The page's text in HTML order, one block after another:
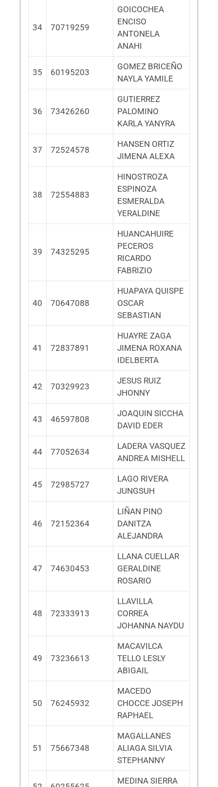
34 70719259
GOICOCHEA
ENCISO
ANTONELA
ANAHI
35 60195203
GOMEZ BRICEÑO
NAYLA YAMILE
36 73426260
GUTIERREZ
PALOMINO
KARLA YANYRA
37 72524578
HANSEN ORTIZ
JIMENA ALEXA
38 72554883
HINOSTROZA
ESPINOZA
ESMERALDA
YERALDINE
39 74325295
HUANCAHUIRE
PECEROS
RICARDO
FABRIZIO
40 70647088
HUAPAYA QUISPE
OSCAR
SEBASTIAN
41 72837891
HUAYRE ZAGA
JIMENA ROXANA
IDELBERTA
42 70329923
JESUS RUIZ
JHONNY
43 46597808
JOAQUIN SICCHA
DAVID EDER
44 77052634
LADERA VASQUEZ
ANDREA MISHELL
45 72985727
LAGO RIVERA
JUNGSUH
46 72152364
LIÑAN PINO
DANITZA
ALEJANDRA
47 74630453
LLANA CUELLAR
GERALDINE
ROSARIO
48 72333913
LLAVILLA
CORREA
JOHANNA NAYDU
49 73236613
MACAVILCA
TELLO LESLY
ABIGAIL
50 76245932
MACEDO
CHOCCE JOSEPH
RAPHAEL
51 75667348
MAGALLANES
ALIAGA SILVIA
STEPHANNY
MEDINA SIERRA